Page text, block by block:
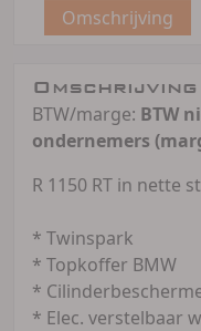
Omschrijving
Omschrijving
BTW/marge: BTW
ondernemers
R 1150 RT in nette
* Twinspark
* Topkoffer BMW
*
* Elec. verstelbaar